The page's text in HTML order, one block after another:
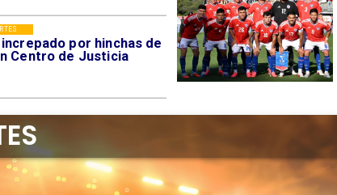
por hinchas de
Centro de Justicia